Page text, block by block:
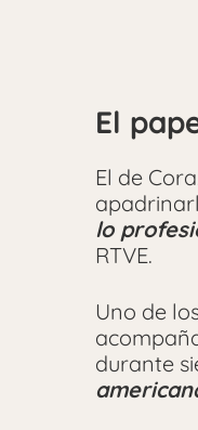
El
El de
lo
RTVE.
Uno de
durante